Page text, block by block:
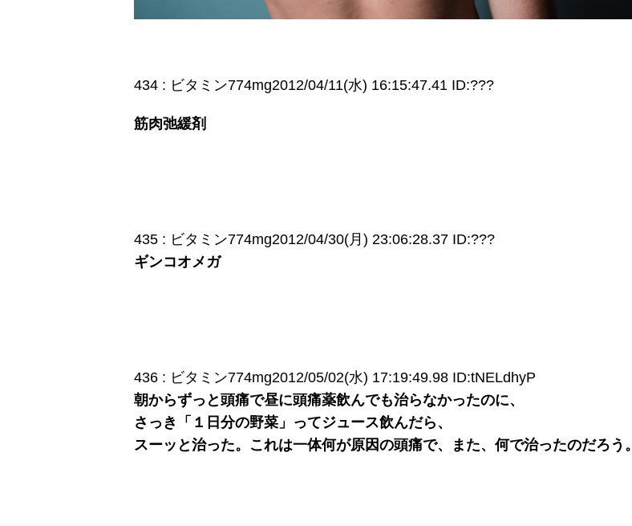
434 : ビタミン774mg2012/04/11(水) 16:15:47.41 ID:???
筋肉弛緩剤
435 : ビタミン774mg2012/04/30(月) 23:06:28.37 ID:???
ギンコオメガ
436 : ビタミン774mg2012/05/02(水) 17:19:49.98 ID:tNELdhyP
朝からずっと頭痛で昼に頭痛薬飲んでも治らなかったのに、
さっき「１日分の野菜」ってジュース飲んだら、
スーッと治った。これは一体何が原因の頭痛で、また、何で治ったのだろう。